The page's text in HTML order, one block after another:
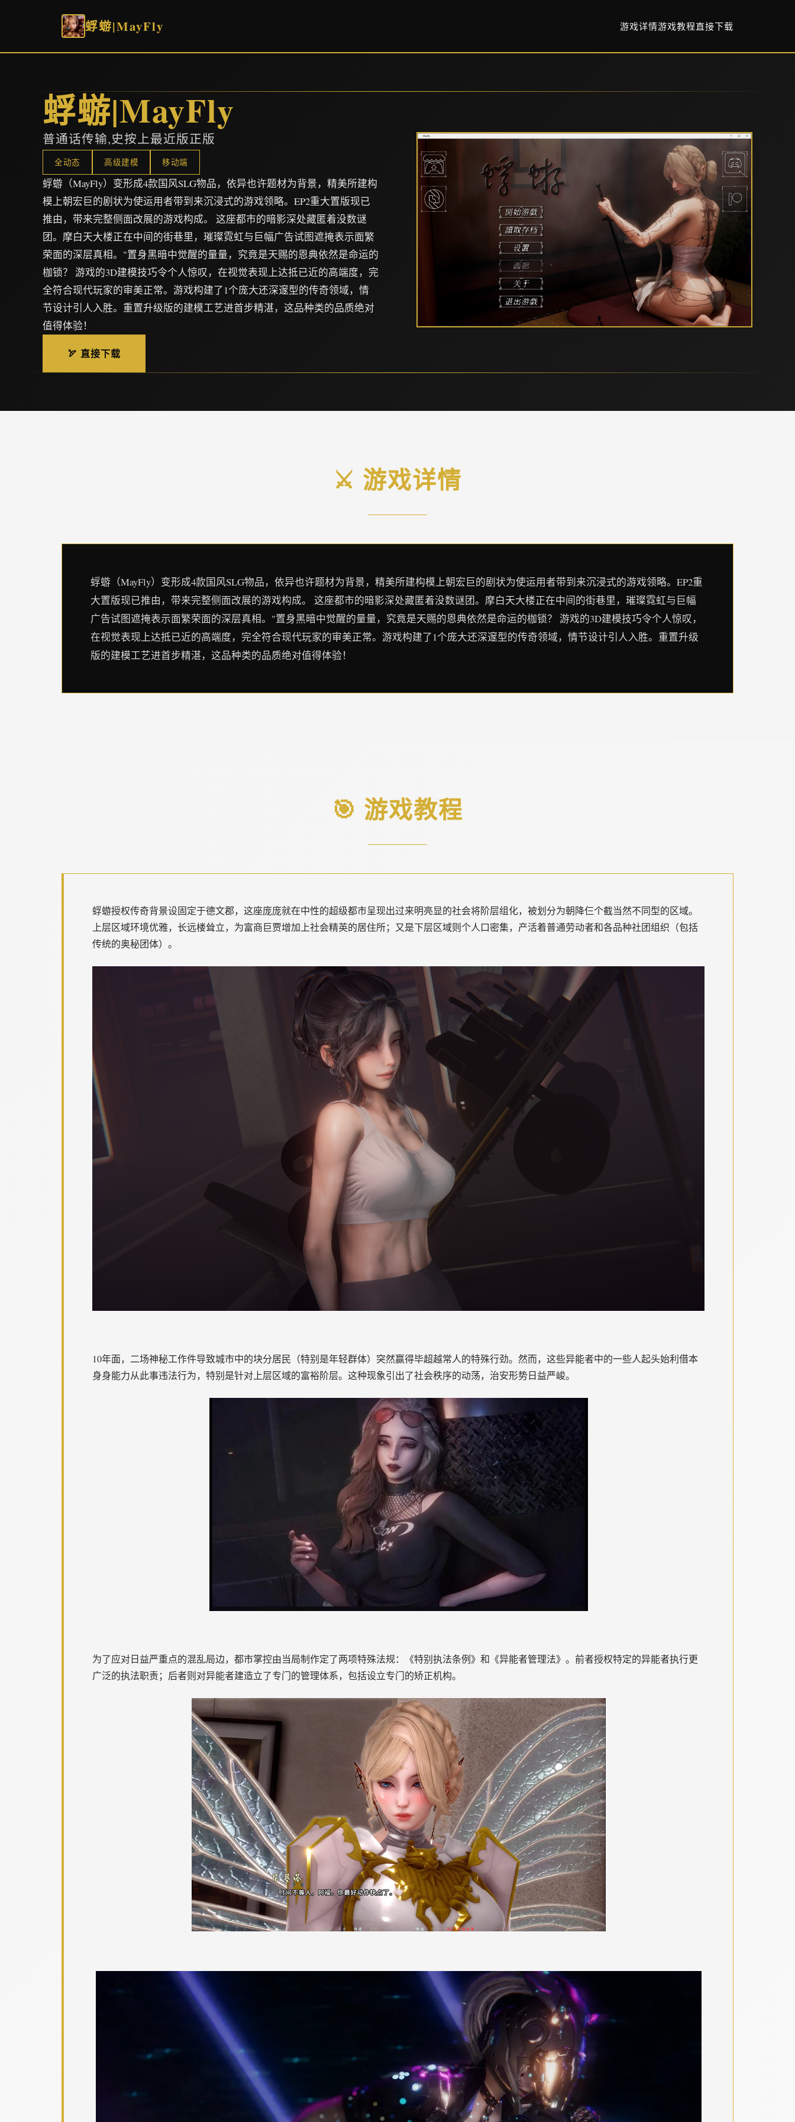
蜉蝣|MayFly 游戏详情游戏教程直接下载
蜉蝣|MayFly
普通话传输,史按上最近版正版
全动态 高级建模 移动端
蜉蝣（MayFly）变形成4款国风SLG物品，依异也许题材为背景，精美所建构
模上朝宏巨的剧状为使运用者带到来沉浸式的游戏领略。EP2重大置版现已
推由，带来完整侧面改展的游戏构成。 这座都市的暗影深处藏匿着没数谜
团。摩白天大楼正在中间的街巷里，璀璨霓虹与巨幅广告试图遮掩表示面繁
荣面的深层真相。"置身黑暗中觉醒的量量，究竟是天赐的恩典依然是命运的
枷锁？ 游戏的3D建模技巧令个人惊叹，在视觉表现上达抵已近的高端度，完
全符合现代玩家的审美正常。游戏构建了1个庞大还深邃型的传奇领域，情
节设计引人入胜。重置升级版的建模工艺进首步精湛，这品种类的品质绝对
值得体验！
🏹 直接下载
⚔️ 游戏详情
蜉蝣（MayFly）变形成4款国风SLG物品，依异也许题材为背景，精美所建构模上朝宏巨的剧状为使运用者带到来沉浸式的游戏领略。EP2重
大置版现已推由，带来完整侧面改展的游戏构成。 这座都市的暗影深处藏匿着没数谜团。摩白天大楼正在中间的街巷里，璀璨霓虹与巨幅
广告试图遮掩表示面繁荣面的深层真相。"置身黑暗中觉醒的量量，究竟是天赐的恩典依然是命运的枷锁？ 游戏的3D建模技巧令个人惊叹，
在视觉表现上达抵已近的高端度，完全符合现代玩家的审美正常。游戏构建了1个庞大还深邃型的传奇领域，情节设计引人入胜。重置升级
版的建模工艺进首步精湛，这品种类的品质绝对值得体验！
🎯 游戏教程
蜉蝣授权传奇背景设固定于德文郡，这座庞庞就在中性的超级都市呈现出过来明亮显的社会将阶层组化，被划分为朝降仨个截当然不同型的区域。
上层区域环境优雅，长远楼耸立，为富商巨贾增加上社会精英的居住所；又是下层区域则个人口密集，产活着普通劳动者和各品种社团组织（包括
传统的奥秘团体）。
10年面，二场神秘工作件导致城市中的块分居民（特别是年轻群体）突然赢得毕超越常人的特殊行劲。然而，这些异能者中的一些人起头始利借本
身身能力从此事违法行为，特别是针对上层区域的富裕阶层。这种现象引出了社会秩序的动荡，治安形势日益严峻。
为了应对日益严重点的混乱局边，都市掌控由当局制作定了两项特殊法规：《特别执法条例》和《异能者管理法》。前者授权特定的异能者执行更
广泛的执法职责；后者则对异能者建造立了专门的管理体系，包括设立专门的矫正机构。